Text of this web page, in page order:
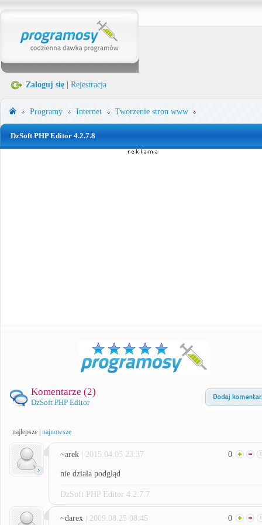
Zaloguj się Rejestracja
Programy Internet Tworzenie stron www
DzSoft PHP Editor 4.2.7.8
Komentarze (2)
DzSoft PHP Editor
najlepsze najnowsze
~arek | 2015.04.05 23:37 0
nie działa podgląd
DzSoft PHP Editor 4.2.7.7
~darex | 2009.08.25 08:45 0